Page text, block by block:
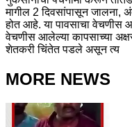
मागील 2 दिवसांपासून जालना,
होत आहे. या पावसाचा
वेचणीस आलेल्या कापसाच्या
शेतकरी चिंतेत पडले असून त्य
MORE NEWS